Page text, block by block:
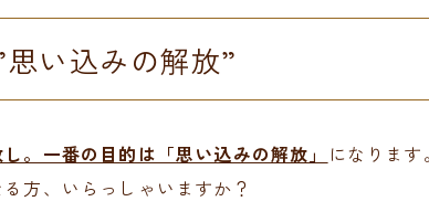
い込みの解放”
。一番の目的は「思い込みの解放」
になりま
方、いらっしゃいますか？